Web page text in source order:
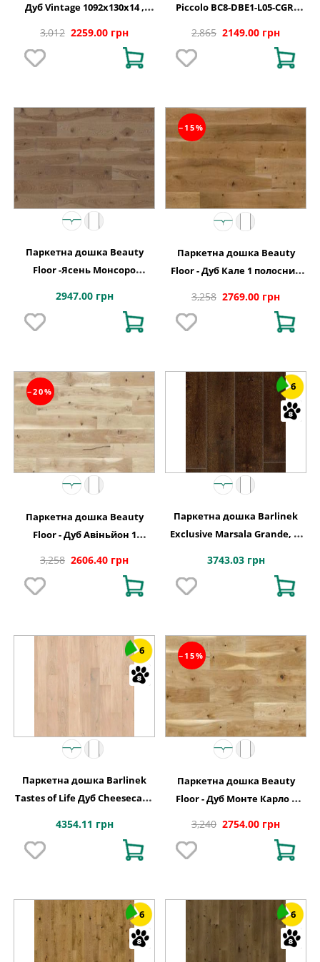
Дуб Vintage 1092x130x14 ,
3,012 2259.00 грн
Piccolo BC8-DBE1-L05-CGR-
2,865 2149.00 грн
Паркетна дошка Beauty
Floor -Ясень Монсоро
2947.00 грн
−15%
Паркетна дошка Beauty
Floor - Дуб Кале 1 полосний
3,258 2769.00 грн
−20%
Паркетна дошка Beauty
Floor - Дуб Авіньйон 1
3,258 2606.40 грн
6
Паркетна дошка Barlinek
Exclusive Marsala Grande, 1-
3743.03 грн
6
Паркетна дошка Barlinek
Tastes of Life Дуб Cheesecake
4354.11 грн
−15%
Паркетна дошка Beauty
Floor - Дуб Монте Карло 1
3,240 2754.00 грн
6 6